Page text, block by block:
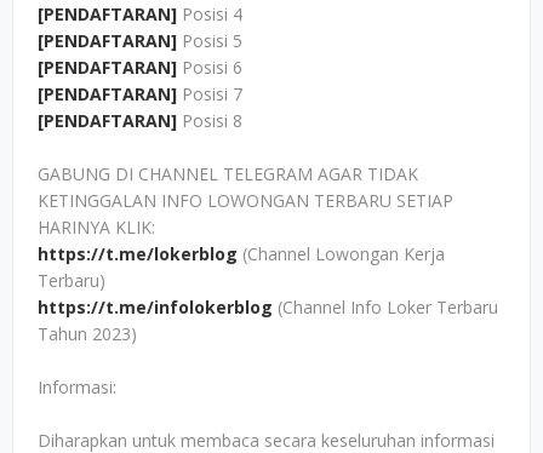
[PENDAFTARAN] Posisi 4
[PENDAFTARAN] Posisi 5
[PENDAFTARAN] Posisi 6
[PENDAFTARAN] Posisi 7
[PENDAFTARAN] Posisi 8
GABUNG DI CHANNEL TELEGRAM AGAR TIDAK
KETINGGALAN INFO LOWONGAN TERBARU SETIAP
HARINYA KLIK:
https://t.me/lokerblog (Channel Lowongan Kerja
Terbaru)
https://t.me/infolokerblog (Channel Info Loker Terbaru
Tahun 2023)
Informasi:
Diharapkan untuk membaca secara keseluruhan informasi